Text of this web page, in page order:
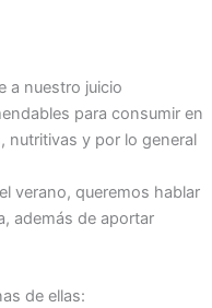
a nuestro juicio
para consumir en
nutritivas y por lo general
verano, queremos hablar
además de aportar
de ellas: